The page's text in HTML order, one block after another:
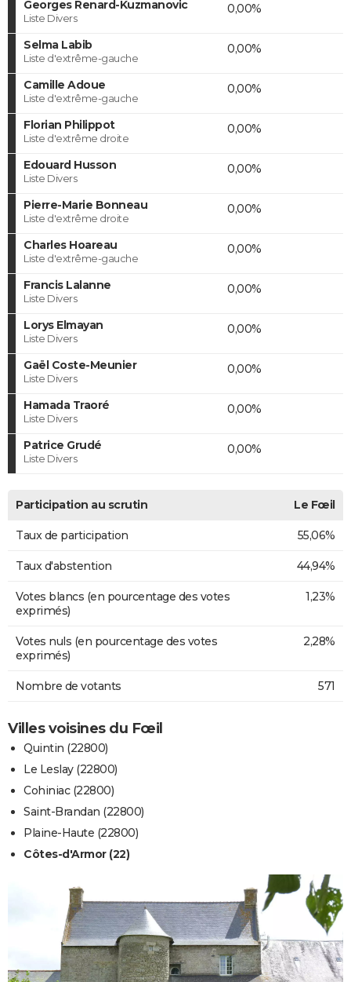
Georges Renard-Kuzmanovic
Liste Divers
0,00%
Selma Labib
Liste d'extrême-gauche
0,00%
Camille Adoue
Liste d'extrême-gauche
0,00%
Florian Philippot
Liste d'extrême droite
0,00%
Edouard Husson
Liste Divers
0,00%
Pierre-Marie Bonneau
Liste d'extrême droite
0,00%
Charles Hoareau
Liste d'extrême-gauche
0,00%
Francis Lalanne
Liste Divers
0,00%
Lorys Elmayan
Liste Divers
0,00%
Gaël Coste-Meunier
Liste Divers
0,00%
Hamada Traoré
Liste Divers
0,00%
Patrice Grudé
Liste Divers
0,00%
Participation au scrutin Le Fœil
Taux de participation 55,06%
Taux d'abstention 44,94%
Votes blancs (en pourcentage des votes
exprimés)
1,23%
Votes nuls (en pourcentage des votes
exprimés)
2,28%
Nombre de votants 571
Villes voisines du Fœil
Quintin (22800)
Le Leslay (22800)
Cohiniac (22800)
Saint-Brandan (22800)
Plaine-Haute (22800)
Côtes-d'Armor (22)